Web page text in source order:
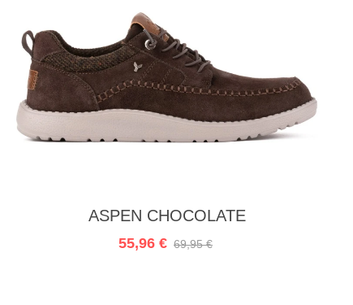
In den Warenkorb
ASPEN CHOCOLATE
55,96 € 69,95 €